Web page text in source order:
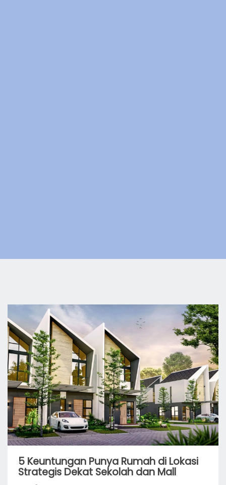
5 Keuntungan Punya Rumah di Lokasi
Strategis Dekat Sekolah dan Mall